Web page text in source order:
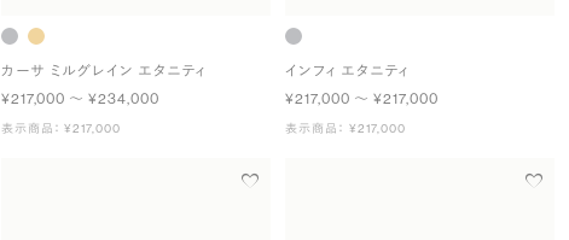
カーサ ミルグレイン エタニティ
¥217,000 〜 ¥234,000
表示商品： ¥217,000
インフィ エタニティ
¥217,000 〜 ¥217,000
表示商品： ¥217,000